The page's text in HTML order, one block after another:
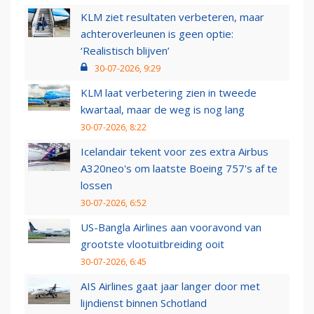
KLM ziet resultaten verbeteren, maar
achteroverleunen is geen optie:
‘Realistisch blijven’
30-07-2026, 9:29
KLM laat verbetering zien in tweede
kwartaal, maar de weg is nog lang
30-07-2026, 8:22
Icelandair tekent voor zes extra Airbus
A320neo's om laatste Boeing 757's af te
lossen
30-07-2026, 6:52
US-Bangla Airlines aan vooravond van
grootste vlootuitbreiding ooit
30-07-2026, 6:45
AIS Airlines gaat jaar langer door met
lijndienst binnen Schotland